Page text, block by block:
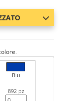
Blu
892 pz